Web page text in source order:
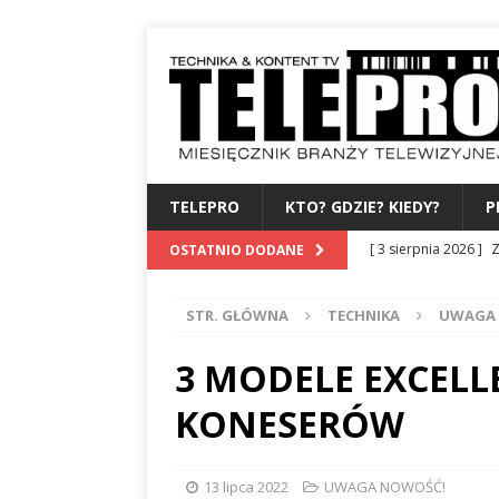
TELEPRO KTO? GDZIE? KIEDY?
OSTATNIO DODANE [ 3 sierpnia 2026 ]
[ 31 lipca 2026 ]
[ 27 lipca 2026 ]
BAMBUKO
[ 4 sierpnia 2026 ]
STR. GŁÓWNA TECHNIKA UWAGA
3 MODELE
KONESERÓW
13 lipca 2022 UWAGA NOWOŚĆ!